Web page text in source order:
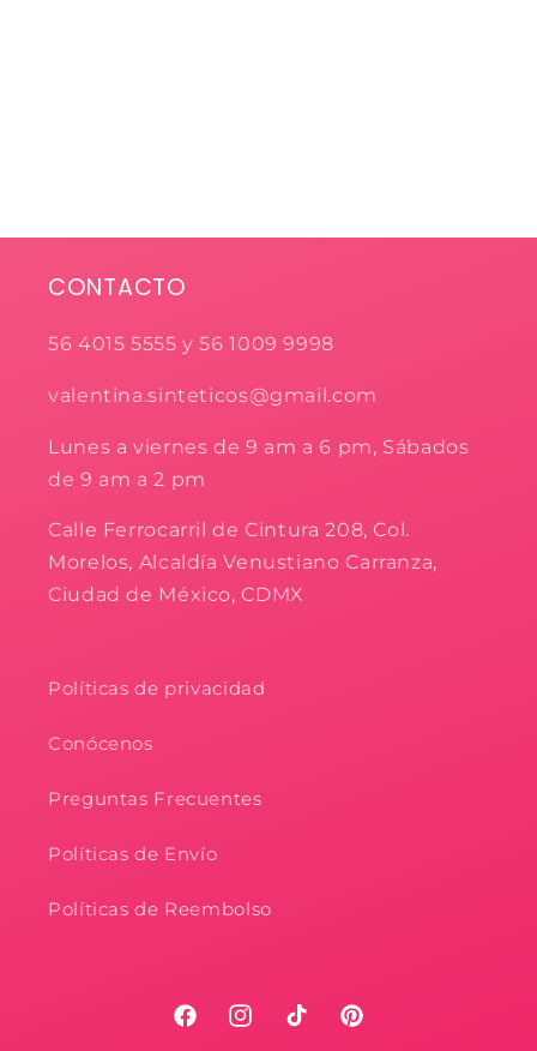
CONTACTO
56 4015 5555 y 56 1009 9998
valentina.sinteticos@gmail.com
Lunes a viernes de 9 am a 6 pm, Sábados
de 9 am a 2 pm
Calle Ferrocarril de Cintura 208, Col.
Morelos, Alcaldía Venustiano Carranza,
Ciudad de México, CDMX
Políticas de privacidad
Conócenos
Preguntas Frecuentes
Políticas de Envío
Políticas de Reembolso
FacebookInstagramTikTokPinterest